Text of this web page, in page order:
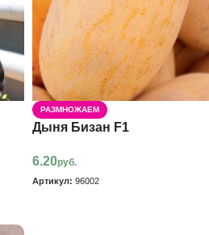
РАЗМНОЖАЕМ
Дыня Бизан F1
6.20руб.
Артикул: 96002